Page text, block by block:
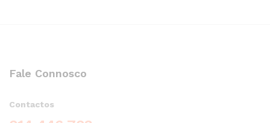
Fale Connosco
Contactos